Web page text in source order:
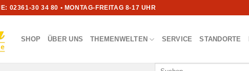
02361-30 34 80 • MONTAG-FREITAG 8-17 UHR
SHOP ÜBER UNS THEMENWELTEN SERVICE STANDORTE
Suchen